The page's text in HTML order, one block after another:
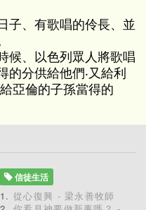
子、有歌唱的伶長、並
候、以色列眾人將歌唱
的分供給他們‧又給利
亞倫的子孫當得的
信徒生活
從心復興 - 梁永善牧師